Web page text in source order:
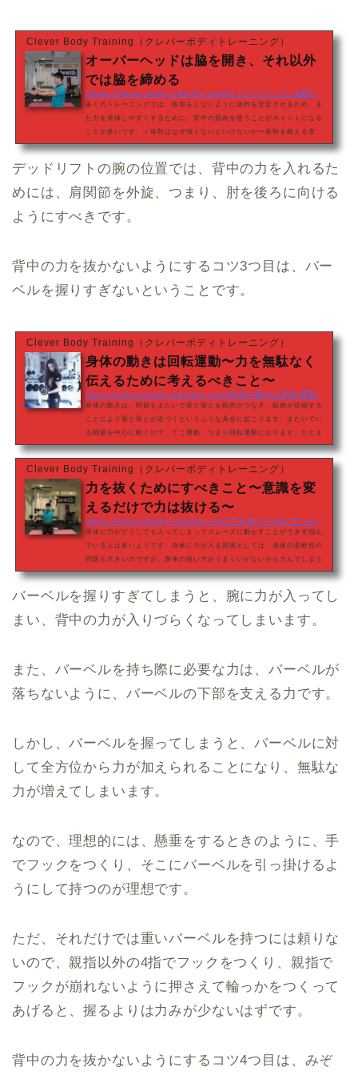
Clever Body Training（クレバーボディトレーニング）
オーバーヘッドは脇を開き、それ以外
では脇を締める
多くのトレーニングでは、怪我をしないように体幹を安定させるため、ま
た力を発揮しやすくするために、背中の筋肉を使うことがポイントになる
ことが多いです。＜体幹はなぜ強くないといけないか〜体幹を鍛える意
味〜＞背中の筋肉を直接意識してコントロールできるならそれが1番です
ではありません。そこで、ポイントとなってくるのが「肘」です。肘を動
かそうとすることで、身体の中心部が動作に使われます。背中の筋肉も身
体の中心部にあたるので、背中の筋肉を使…
デッドリフトの腕の位置では、背中の力を入れるた
めには、肩関節を外旋、つまり、肘を後ろに向ける
ようにすべきです。
背中の力を抜かないようにするコツ3つ目は、バー
ベルを握りすぎないということです。
Clever Body Training（クレバーボディトレーニング）
身体の動きは回転運動〜力を無駄なく
伝えるために考えるべきこと〜
身体の動きは、関節をまたいで骨と骨とを筋肉がつなぎ、筋肉が収縮する
ことにより骨と骨とが近づくというふうな具合に起こります。またいでい
る関節を中心に動くので、てこ運動、つまり回転運動になります。たとえ
ば、立って気をつけの状態から肘を曲げていったとき、手首は肘を中心と
する半円を描くのがわかると思います。アームカールのトレーニングの動
きですね。トレーニングでは、身体の回転運動に沿った、前述のアームカ
ールのようなトレーニングもありますが、ベンチプレスのように、直線の
動きによるトレーニングもあります。…
Clever Body Training（クレバーボディトレーニング）
力を抜くためにすべきこと〜意識を変
えるだけで力は抜ける〜
身体に力がどうしても入ってしまってスムーズに動かすことができず悩ん
でいる人は多いようです。身体に力が入る原因としては、身体の柔軟性の
問題も大きいのですが、身体の使い方がうまくいかないから力んでしまう
場合もあります。今回は、その身体の使い方に関して書いていきます。ま
る」とはどういうことかです。そもそも、人間の身体が動くのは、骨と骨
をつないでいる筋肉が縮み、筋肉の両端が近づくことで、骨を動かしてい
るからです。だとすると、力みなくし…
バーベルを握りすぎてしまうと、腕に力が入ってし
まい、背中の力が入りづらくなってしまいます。
また、バーベルを持ち際に必要な力は、バーベルが
落ちないように、バーベルの下部を支える力です。
しかし、バーベルを握ってしまうと、バーベルに対
して全方位から力が加えられることになり、無駄な
力が増えてしまいます。
なので、理想的には、懸垂をするときのように、手
でフックをつくり、そこにバーベルを引っ掛けるよ
うにして持つのが理想です。
ただ、それだけでは重いバーベルを持つには頼りな
いので、親指以外の4指でフックをつくり、親指で
フックが崩れないように押さえて輪っかをつくって
あげると、握るよりは力みが少ないはずです。
背中の力を抜かないようにするコツ4つ目は、みぞ